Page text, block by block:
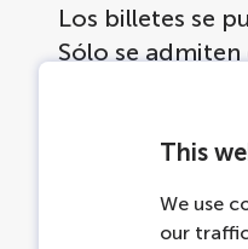
This
We use
our
Los billetes se
Sólo se
Las mujeres
Si tiene